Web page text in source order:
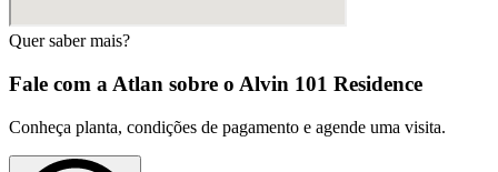
Quer saber mais?
Fale com a Atlan sobre o Alvin 101 Residence
Conheça planta, condições de pagamento e agende uma visita.